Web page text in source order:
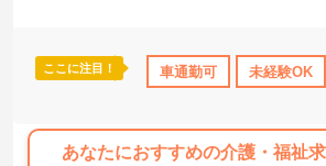
産休･育休･介護休暇取得実績あり ボーナス・
ここに注目！ 車通勤可 未経験OK
あなたにおすすめの介護・福祉